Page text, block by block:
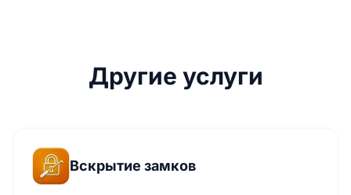
Другие услуги
Вскрытие замков